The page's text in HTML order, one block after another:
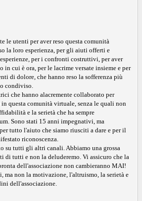
le utenti per aver reso questa comunità
la loro esperienza, per gli aiuti offerti e
per i confronti costruttivi, per aver
cui è ora, per le lacrime versate insieme e per
di dolore, che hanno reso la sofferenza più
condiviso.
che hanno alacremente collaborato per
in questa comunità virtuale, senza le quali non
e la serietà che ha sempre
Sono stati 15 anni impegnativi, ma
tutto l'aiuto che siamo riusciti a dare e per il
riconoscenza.
su tutti gli altri canali. Abbiamo una grossa
di tutti e non la deluderemo. Vi assicuro che la
dell'associazione non cambieranno MAI!
ma non la motivazione, l'altruismo, la serietà e
dell'associazione.